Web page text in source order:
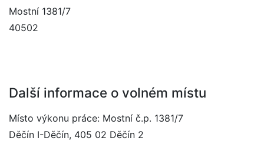
Mostní 1381/7
40502
Další informace o volném místu
Místo výkonu práce: Mostní č.p. 1381/7
Děčín I-Děčín, 405 02 Děčín 2